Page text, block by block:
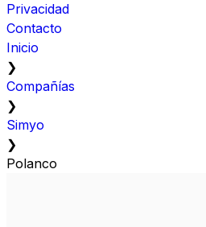
Privacidad
Contacto
Inicio
❯
Compañías
❯
Simyo
❯
Polanco